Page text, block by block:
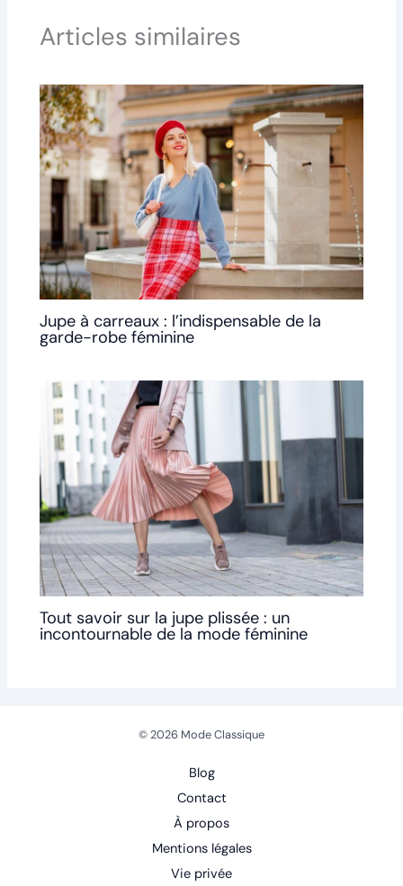
Articles similaires
Jupe à carreaux : l’indispensable de la
garde-robe féminine
Tout savoir sur la jupe plissée : un
incontournable de la mode féminine
© 2026 Mode Classique
Blog
Contact
À propos
Mentions légales
Vie privée